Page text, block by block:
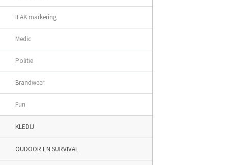
IFAK markering
Medic
Politie
Brandweer
Fun
KLEDIJ
OUDOOR EN SURVIVAL